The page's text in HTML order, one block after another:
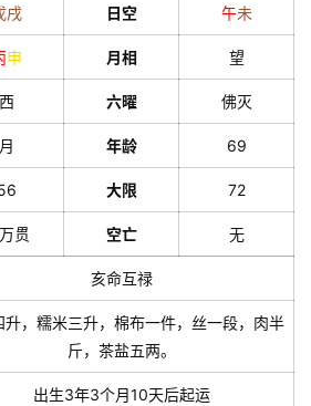
戌 日空 午未
申 月相 望
西 六曜 佛灭
月 年龄 69
大限 72
贯 空亡 无
亥命互禄
升，糯米三升，棉布一件，丝一段，肉半
斤，茶盐五两。
出生3年3个月10天后起运